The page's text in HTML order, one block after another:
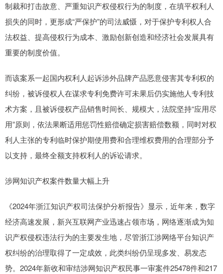
制裁和打击故意、严重知识产权侵权行为的制度，在填平权利人
损失的同时，更形成“严保护”的司法威慑，对于保护专利权人合
法权益、提高侵权行为成本、激励创新创造和经济社会发展具有
重要的制度价值。
而该案系一起国内权利人起诉涉外品牌产品恶意侵害其专利权的
纠纷，被诉侵权人在谋求专利免费许可未果后仍实施他人专利技
术方案，且被诉侵权产品销售时间长、规模大，法院坚持“应用尽
用”原则，依法果断适用惩罚性赔偿确定损害赔偿数额，同时对权
利人主张的专利临时保护期使用费和合理维权费用的合理部分予
以支持，最终全额支持权利人的诉讼请求。
涉网知识产权案件数量大幅上升
《2024年浙江知识产权司法保护分析报告》显示，近年来，数字
经济高速发展，新兴互联网产业迅速占领市场，网络逐渐成为知
识产权侵权违法行为的主要发生地，尽管浙江涉网络平台知识产
权纠纷的治理取得了一定成效，此类纠纷仍呈现多发、易发态
势。2024年新收和审结涉网知识产权民事一审案件25478件和217